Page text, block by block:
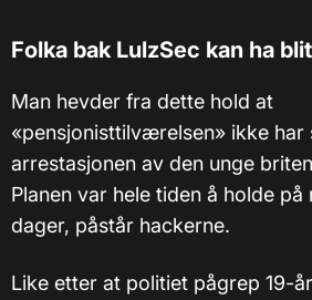
Folka bak LulzSec kan ha
Man hevder fra dette hold at
«pensjonisttilværelsen» ikke har
arrestasjonen av den unge
Planen var hele tiden å holde
dager, påstår hackerne.
Like etter at politiet pågrep 19-